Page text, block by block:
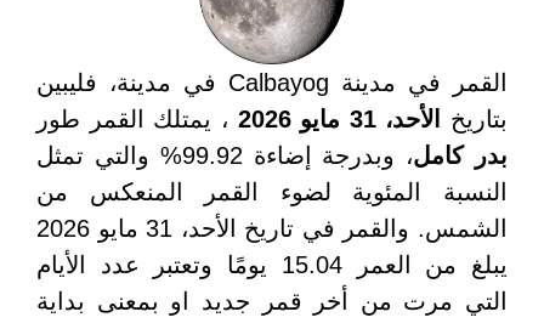
القمر في مدينة Calbayog في مدينة، فليبين
بتاريخ
الأحد، 31 مايو 2026
، يمتلك القمر طور
بدر كامل
، وبدرجة إضاءة 99.92% والتي تمثل
النسبة المئوية لضوء القمر المنعكس من
الشمس. والقمر في تاريخ الأحد، 31 مايو 2026
يبلغ من العمر 15.04 يومًا وتعتبر عدد الأيام
التي مرت من أخر قمر جديد او بمعنى بداية